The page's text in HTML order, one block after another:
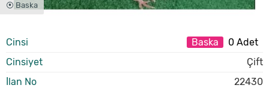
⦿ Baska
Cinsi Baska
0 Adet
Cinsiyet
Çift
İlan No
22430